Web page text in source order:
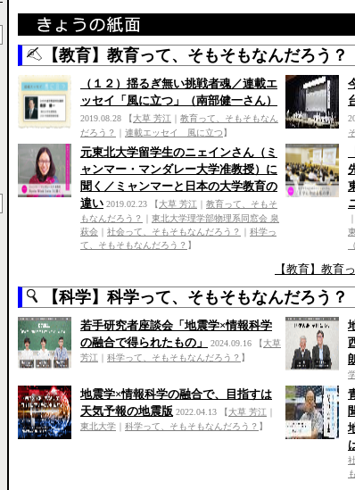
【教育】教育って、そもそもなんだろう？
（１２）揺るぎ無い挑戦者魂／連載エ
ッセイ「風に立つ」（南部健一さん）
2019.08.28 【大草 芳江
教育って、そもそもなん
だろう？
連載エッセイ 風に立つ】
元東北大学留学生のニェインさん（ミ
ャンマー・マンダレー大学准教授）に
聞く／ミャンマーと日本の大学教育の
違い 2019.02.23 【大草 芳江
教育って、そもそ
もなんだろう？
東北大学理学部物理系同窓会 泉
萩会
社会って、そもそもなんだろう？
科学っ
て、そもそもなんだろう？ 】
【教育】教育
【科学】科学って、そもそもなんだろう？
若手研究者座談会「地震学×情報科学
の融合で得られたもの」
2024.09.16 【大草
芳江
科学って、そもそもなんだろう？ 】
地震学×情報科学の融合で、目指すは
天気予報の地震版 2022.04.13 【大草 芳江
東北大学
科学って、そもそもなんだろう？ 】